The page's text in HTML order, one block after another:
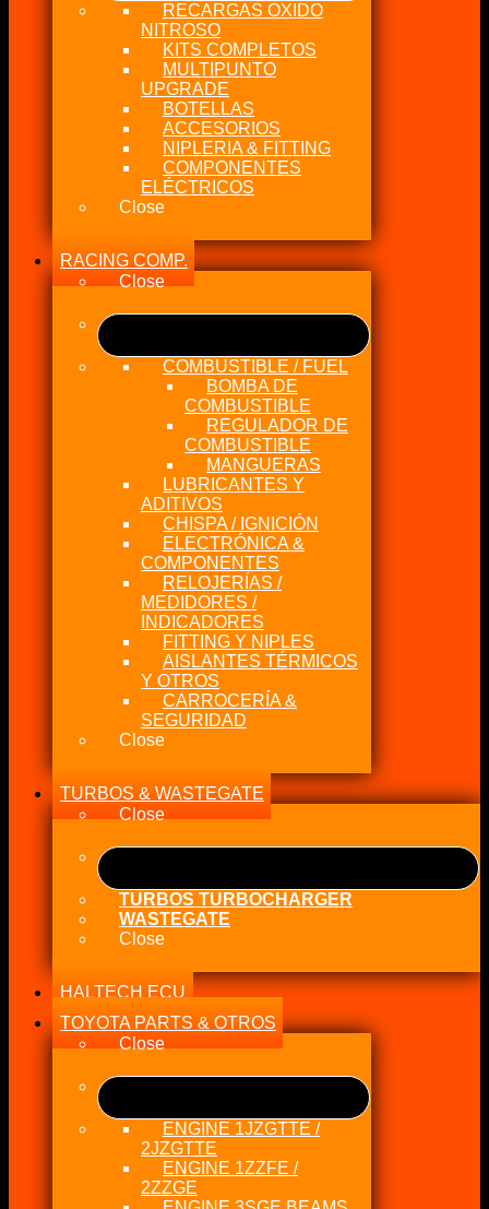
RECARGAS OXIDO
NITROSO
KITS COMPLETOS
MULTIPUNTO
UPGRADE
BOTELLAS
ACCESORIOS
NIPLERIA & FITTING
COMPONENTES
ELÉCTRICOS
Close
RACING COMP.
Close
COMBUSTIBLE / FUEL
BOMBA DE
COMBUSTIBLE
REGULADOR DE
COMBUSTIBLE
MANGUERAS
LUBRICANTES Y
ADITIVOS
CHISPA / IGNICIÓN
ELECTRÓNICA &
COMPONENTES
RELOJERÍAS /
MEDIDORES /
INDICADORES
FITTING Y NIPLES
AISLANTES TÉRMICOS
Y OTROS
CARROCERÍA &
SEGURIDAD
Close
TURBOS & WASTEGATE
Close
TURBOS TURBOCHARGER
WASTEGATE
Close
HALTECH ECU
TOYOTA PARTS & OTROS
Close
ENGINE 1JZGTTE /
2JZGTTE
ENGINE 1ZZFE /
2ZZGE